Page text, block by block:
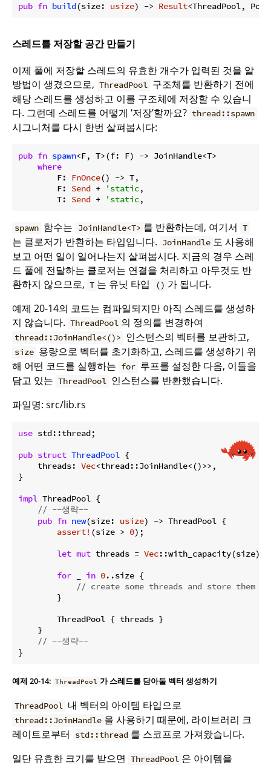
pub fn build(size: usize) -> Result<ThreadPool,
스레드를 저장할 공간 만들기
이제 풀에 저장할 스레드의 유효한 개수가 입력된 것을 알
방법이 생겼으므로, ThreadPool 구조체를 반환하기 전에
해당 스레드를 생성하고 이를 구조체에 저장할 수 있습니
다. 그런데 스레드를 어떻게 ‘저장’할까요? thread::spawn
시그니처를 다시 한번 살펴봅시다:
pub fn spawn<F, T>(f: F) -> JoinHandle<T>
where
        F:
FnOnce() -> T,
        F:
Send + 'static,
        T:
Send + 'static,
spawn 함수는 JoinHandle<T> 를 반환하는데, 여기서 T
는 클로저가 반환하는 타입입니다. JoinHandle 도 사용해
보고 어떤 일이 일어나는지 살펴봅시다. 지금의 경우 스레
드 풀에 전달하는 클로저는 연결을 처리하고 아무것도 반
환하지 않으므로, T 는 유닛 타입 () 가 됩니다.
예제 20-14의 코드는 컴파일되지만 아직 스레드를 생성하
지 않습니다. ThreadPool 의 정의를 변경하여
thread::JoinHandle<()> 인스턴스의 벡터를 보관하고,
size 용량으로 벡터를 초기화하고, 스레드를 생성하기 위
해 어떤 코드를 실행하는 for 루프를 설정한 다음, 이들을
담고 있는 ThreadPool 인스턴스를 반환했습니다.
파일명: src/lib.rs
use std::thread;
pub struct ThreadPool {
    threads:
Vec<thread::JoinHandle<()>>,
}
impl ThreadPool {
// --생략--
pub fn new(size: usize) -> ThreadPool {
assert! (size > 0);
let mut threads = Vec::with_capacity(size);
for
in 0..size {
// create some threads and store them
        }
        ThreadPool { threads }
    }
// --생략--
}
예제 20-14: ThreadPool 가 스레드를 담아둘 벡터 생성하기
ThreadPool 내 벡터의 아이템 타입으로
thread::JoinHandle 을 사용하기 때문에, 라이브러리 크
레이트로부터
std::thread 를 스코프로 가져왔습니다.
일단 유효한 크기를 받으면 ThreadPool 은 아이템을